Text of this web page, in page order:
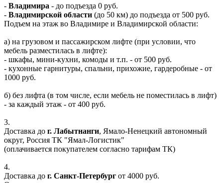
- Владимира - до подъезда 0 руб.
- Владимирской области (до 50 км) до подъезда от 500 руб.
Подъем на этаж во Владимире и Владимирской области:
а) на грузовом и пассажирском лифте (при условии, что
мебель разместилась в лифте):
- шкафы, мини-кухни, комоды и т.п. - от 500 руб.
- кухонные гарнитуры, спальни, прихожие, гардеробные - от
1000 руб.
б) без лифта (в том числе, если мебель не поместилась в лифт)
- за каждый этаж - от 400 руб.
3.
Доставка до г. Лабытнанги, Ямало-Ненецкий автономный
округ, Россия ТК "Ямал-Логистик"
(оплачивается покупателем согласно тарифам ТК)
4.
Доставка до г. Санкт-Петербург от 4000 руб.